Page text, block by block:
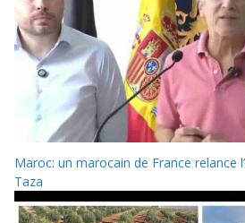
Maroc: un marocain de France relance
Taza